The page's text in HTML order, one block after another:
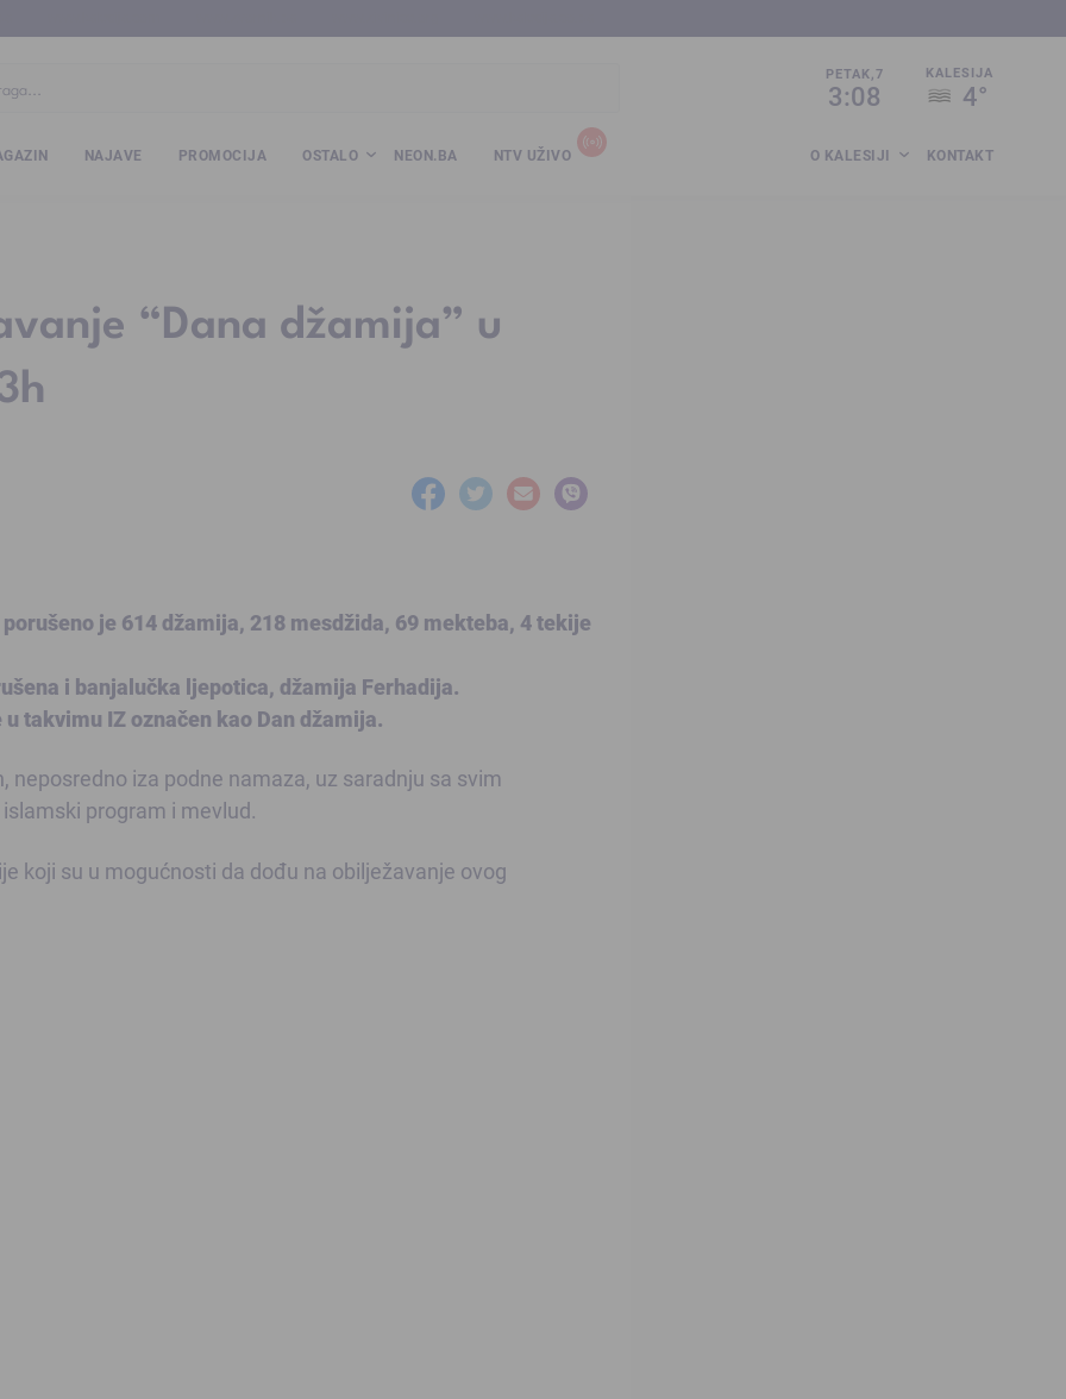
PETAK,7
3:08
KALESIJA
4°
NAJAVE PROMOCIJA OSTALO NEON.BA NTV UŽIVO O KALESIJI KONTAKT
“Dana džamija” u
je 614 džamija, 218 mesdžida, 69 mekteba, 4 tekije
i banjalučka ljepotica, džamija Ferhadija.
takvimu IZ označen kao Dan džamija.
neposredno iza podne namaza, uz saradnju sa svim
program i mevlud.
koji su u mogućnosti da dođu na obilježavanje ovog